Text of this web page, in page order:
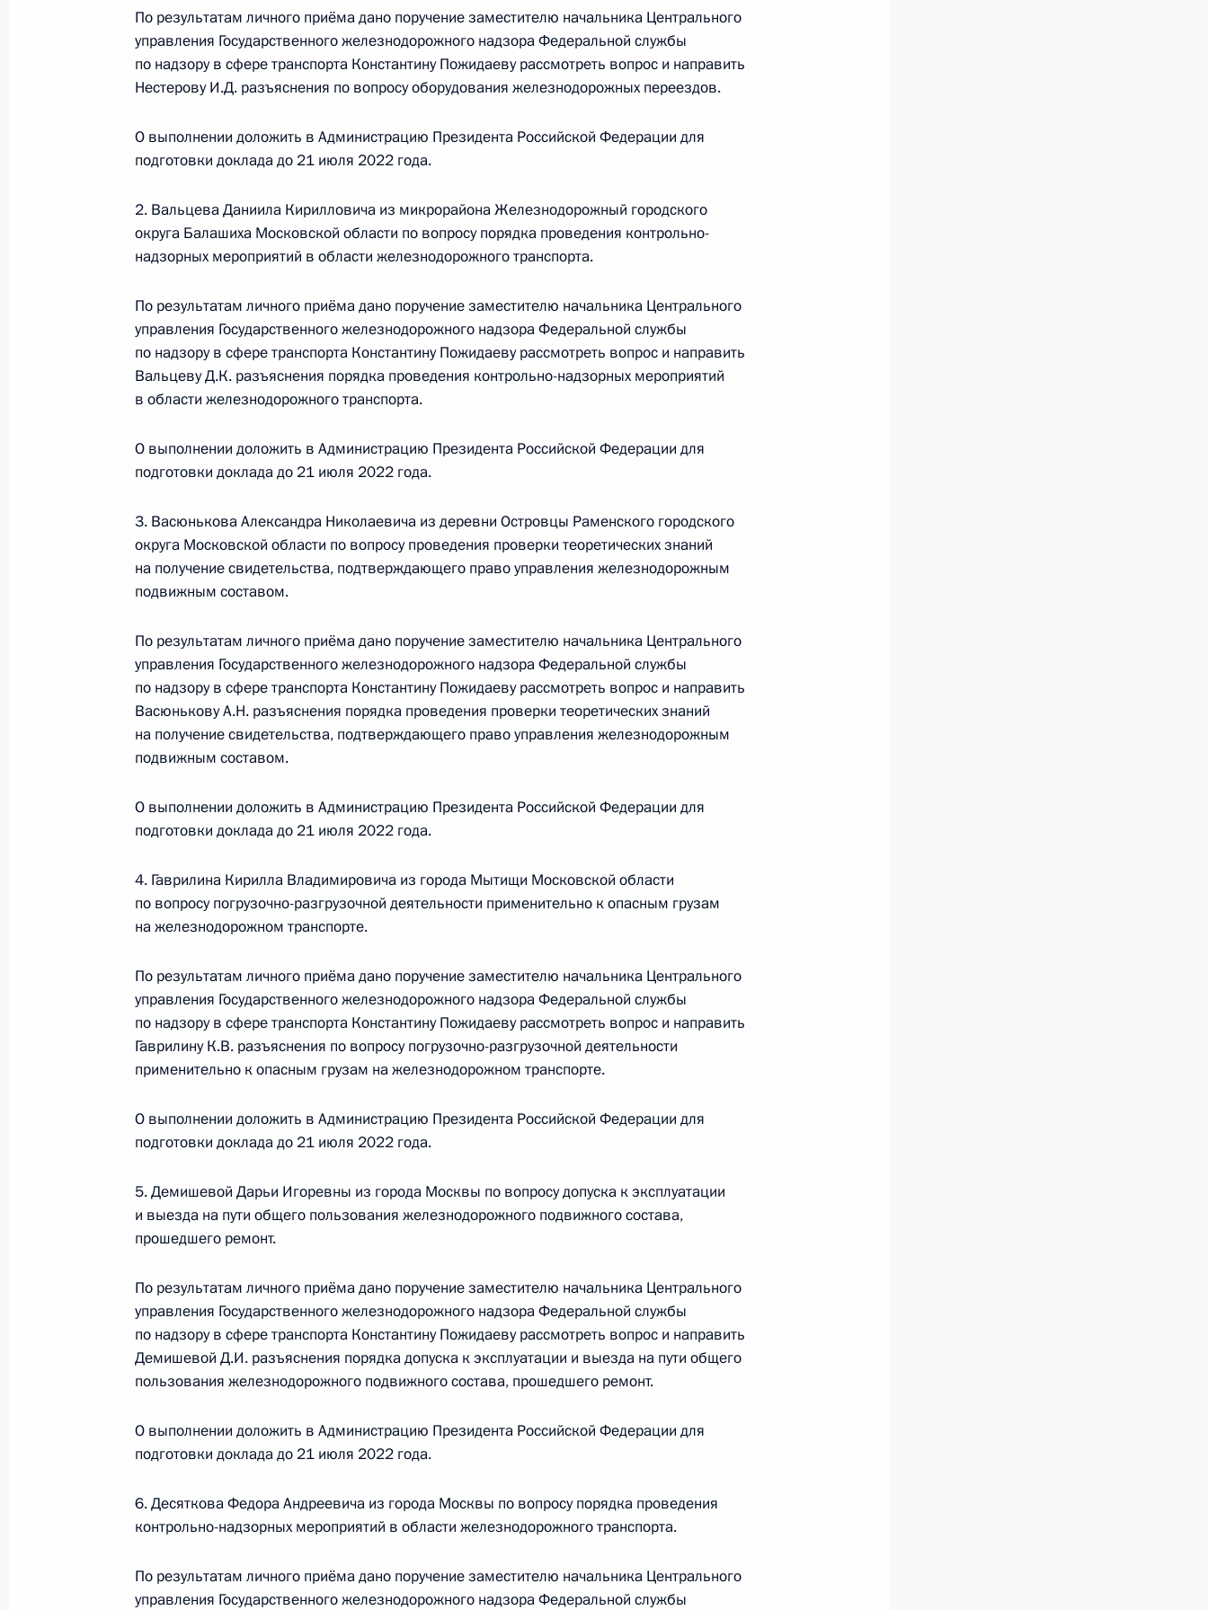
в Москве 1 декабря 2020 года
23 июня 2022 года, 17:57
О ходе исполнения поручения, данного по итогам личного приёма в режиме видео-
конференц-связи жительницы Пензенской области, проведённого по поручению
Российской Федерации по работе с обращениями граждан и организаций
Михаилом Михайловским в Приёмной Президента Российской Федерации
по приёму граждан в Москве 23 июля 2021 года
О ходе исполнения поручения, данного по итогам личного приёма жителя города
Москвы, проведённого по поручению Президента Российской Федерации Мэром
по приёму граждан в Москве 27 мая 2022 года
23 июня 2022 года, 17:57
О ходе исполнения поручения, данного по итогам личного приёма в режиме видео-
конференц-связи жительницы Ленинградской области, проведённого по поручению
Президента Российской Федерации начальником Управления Президента
Российской Федерации Александром Харичевым в Приёмной Президента
Российской Федерации по приёму граждан в Москве 18 ноября 2020 года
23 июня 2022 года, 17:57
конференц-связи жительницы Сахалинской области, проведённого по поручению
Президента Российской Федерации начальником Управления Президента
Михаилом Михайловским в Приёмной Президента Российской Федерации
по приёму граждан в Москве 15 июня 2022 года
22 июня 2022 года, среда
О ходе исполнения поручения, данного по итогам личного приёма в режиме видео-
Президента Российской Федерации помощником Президента Российской
Федерации – начальником Контрольного управления Президента Российской
по приёму граждан в Москве 20 ноября 2018 года
22 июня 2022 года, 19:25
Приняты меры по итогам личного приёма в режиме видео-конференц-связи
жительницы Ставропольского края, проведённого по поручению Президента
Российской Федерации начальником Управления Президента Российской
Федерации по вопросам противодействия коррупции Андреем Чоботовым
в Приёмной Президента Российской Федерации по приёму граждан в Москве
22 июня 2022 года, 19:25
22 июня 2022 года по поручению Президента Российской Федерации
Екатерина Макарова провела в Приёмной Президента Российской Федерации
по приёму граждан в Москве личный приём граждан
По результатам личного приёма дано поручение заместителю начальника Центрального
управления Государственного железнодорожного надзора Федеральной службы
по надзору в сфере транспорта Константину Пожидаеву рассмотреть вопрос и направить
Нестерову И.Д. разъяснения по вопросу оборудования железнодорожных переездов.
О выполнении доложить в Администрацию Президента Российской Федерации для
подготовки доклада до 21 июля 2022 года.
2. Вальцева Даниила Кирилловича из микрорайона Железнодорожный городского
округа Балашиха Московской области по вопросу порядка проведения контрольно-
надзорных мероприятий в области железнодорожного транспорта.
По результатам личного приёма дано поручение заместителю начальника Центрального
управления Государственного железнодорожного надзора Федеральной службы
по надзору в сфере транспорта Константину Пожидаеву рассмотреть вопрос и направить
Вальцеву Д.К. разъяснения порядка проведения контрольно-надзорных мероприятий
в области железнодорожного транспорта.
О выполнении доложить в Администрацию Президента Российской Федерации для
подготовки доклада до 21 июля 2022 года.
3. Васюнькова Александра Николаевича из деревни Островцы Раменского городского
округа Московской области по вопросу проведения проверки теоретических знаний
на получение свидетельства, подтверждающего право управления железнодорожным
подвижным составом.
По результатам личного приёма дано поручение заместителю начальника Центрального
управления Государственного железнодорожного надзора Федеральной службы
по надзору в сфере транспорта Константину Пожидаеву рассмотреть вопрос и направить
Васюнькову А.Н. разъяснения порядка проведения проверки теоретических знаний
на получение свидетельства, подтверждающего право управления железнодорожным
подвижным составом.
О выполнении доложить в Администрацию Президента Российской Федерации для
подготовки доклада до 21 июля 2022 года.
4. Гаврилина Кирилла Владимировича из города Мытищи Московской области
по вопросу погрузочно-разгрузочной деятельности применительно к опасным грузам
на железнодорожном транспорте.
По результатам личного приёма дано поручение заместителю начальника Центрального
управления Государственного железнодорожного надзора Федеральной службы
по надзору в сфере транспорта Константину Пожидаеву рассмотреть вопрос и направить
Гаврилину К.В. разъяснения по вопросу погрузочно-разгрузочной деятельности
применительно к опасным грузам на железнодорожном транспорте.
О выполнении доложить в Администрацию Президента Российской Федерации для
подготовки доклада до 21 июля 2022 года.
5. Демишевой Дарьи Игоревны из города Москвы по вопросу допуска к эксплуатации
и выезда на пути общего пользования железнодорожного подвижного состава,
прошедшего ремонт.
По результатам личного приёма дано поручение заместителю начальника Центрального
управления Государственного железнодорожного надзора Федеральной службы
по надзору в сфере транспорта Константину Пожидаеву рассмотреть вопрос и направить
Демишевой Д.И. разъяснения порядка допуска к эксплуатации и выезда на пути общего
пользования железнодорожного подвижного состава, прошедшего ремонт.
О выполнении доложить в Администрацию Президента Российской Федерации для
подготовки доклада до 21 июля 2022 года.
6. Десяткова Федора Андреевича из города Москвы по вопросу порядка проведения
контрольно-надзорных мероприятий в области железнодорожного транспорта.
По результатам личного приёма дано поручение заместителю начальника Центрального
управления Государственного железнодорожного надзора Федеральной службы